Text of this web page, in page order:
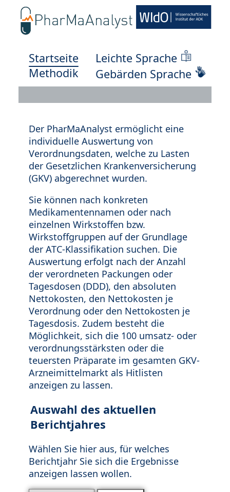
Startseite
Methodik
Leichte Sprache
Gebärden Sprache
Der PharMaAnalyst ermöglicht eine
individuelle Auswertung von
Verordnungsdaten, welche zu Lasten
der Gesetzlichen Krankenversicherung
(GKV) abgerechnet wurden.
Sie können nach konkreten
Medikamentennamen oder nach
einzelnen Wirkstoffen bzw.
Wirkstoffgruppen auf der Grundlage
der ATC-Klassifikation suchen. Die
Auswertung erfolgt nach der Anzahl
der verordneten Packungen oder
Tagesdosen (DDD), den absoluten
Nettokosten, den Nettokosten je
Verordnung oder den Nettokosten je
Tagesdosis. Zudem besteht die
Möglichkeit, sich die 100 umsatz- oder
verordnungsstärksten oder die
teuersten Präparate im gesamten GKV-
Arzneimittelmarkt als Hitlisten
anzeigen zu lassen.
Auswahl des aktuellen
Berichtjahres
Wählen Sie hier aus, für welches
Berichtjahr Sie sich die Ergebnisse
anzeigen lassen wollen.